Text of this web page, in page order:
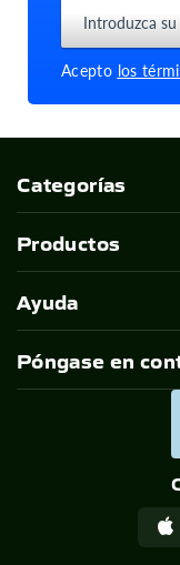
Acepto los
Categorías
Productos
Ayuda
Póngase en